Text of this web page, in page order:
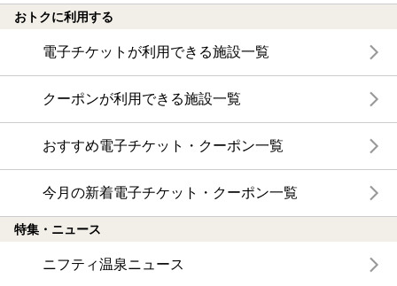
おトクに利用する
電子チケットが利用できる施設一覧
クーポンが利用できる施設一覧
おすすめ電子チケット・クーポン一覧
今月の新着電子チケット・クーポン一覧
特集・ニュース
ニフティ温泉ニュース